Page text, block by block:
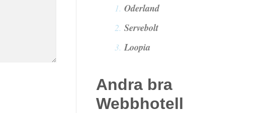
Oderland
Servebolt
Loopia
Andra bra
Webbhotell